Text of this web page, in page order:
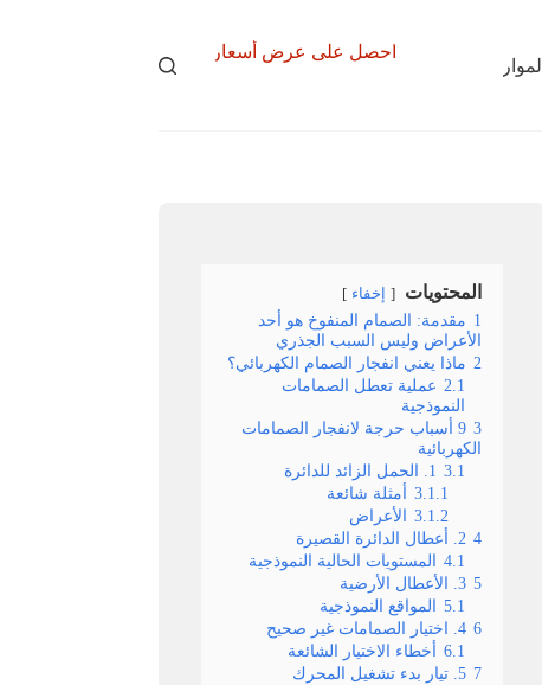
الموارد
احصل على عرض أسعار
المحتويات إخفاء
1 مقدمة: الصمام المنفوخ هو أحد
الأعراض وليس السبب الجذري
2 ماذا يعني انفجار الصمام الكهربائي؟
2.1 عملية تعطل الصمامات
النموذجية
3
9 أسباب حرجة لانفجار الصمامات
الكهربائية
3.1 1. الحمل الزائد للدائرة
3.1.1 أمثلة شائعة
3.1.2 الأعراض
4 2. أعطال الدائرة القصيرة
4.1 المستويات الحالية النموذجية
5 3. الأعطال الأرضية
5.1 المواقع النموذجية
6 4. اختيار الصمامات غير صحيح
6.1 أخطاء الاختيار الشائعة
7 5. تيار بدء تشغيل المحرك